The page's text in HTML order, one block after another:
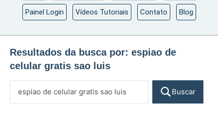
Painel Login Vídeos Tutoriais Contato Blog
Resultados da busca por: espiao de
celular gratis sao luis
Buscar